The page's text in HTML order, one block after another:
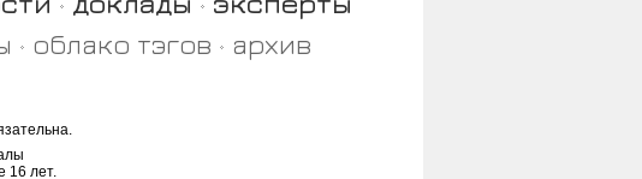
облако тэгов архив
16 лет.